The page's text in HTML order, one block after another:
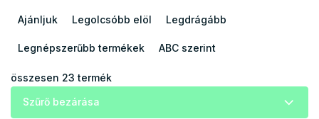
e
m
k
Ajánljuk Legolcsóbb elöl Legdrágább
Legnépszerűbb termékek ABC szerint
összesen 23 termék
Szűrő bezárása